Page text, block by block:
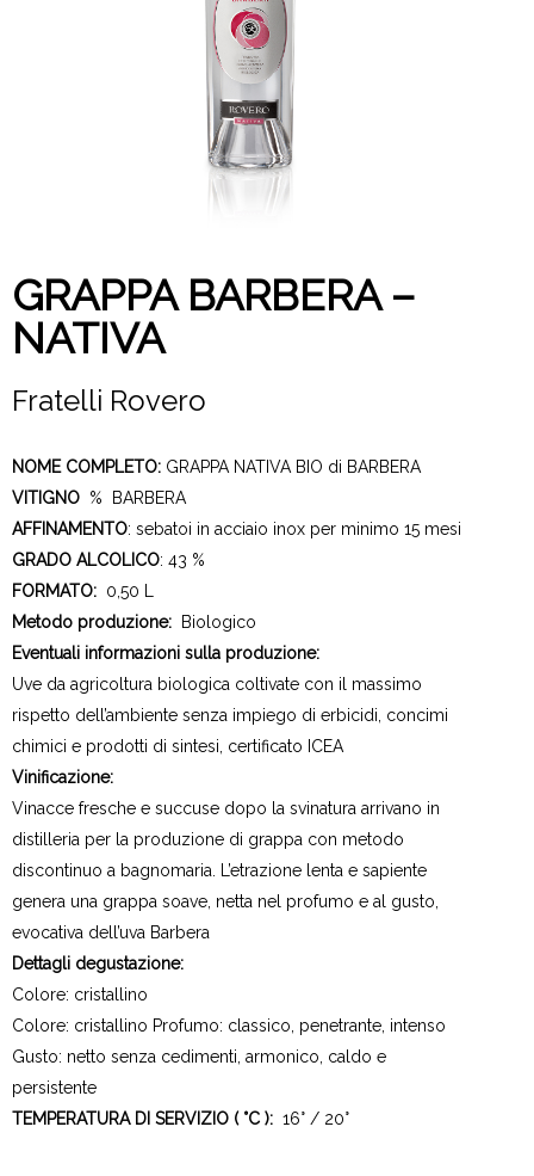
GRAPPA BARBERA –
NATIVA
Fratelli Rovero
NOME COMPLETO: GRAPPA NATIVA BIO di BARBERA
VITIGNO % BARBERA
AFFINAMENTO: sebatoi in acciaio inox per minimo 15 mesi
GRADO ALCOLICO: 43 %
FORMATO: 0,50 L
Metodo produzione:
Biologico
Eventuali informazioni sulla produzione:
Uve da agricoltura biologica coltivate con il massimo
rispetto dell’ambiente senza impiego di erbicidi, concimi
chimici e prodotti di sintesi, certificato ICEA
Vinificazione:
Vinacce fresche e succuse dopo la svinatura arrivano in
distilleria per la produzione di grappa con metodo
discontinuo a bagnomaria. L’etrazione lenta e sapiente
genera una grappa soave, netta nel profumo e al gusto,
evocativa dell’uva Barbera
Dettagli degustazione:
Colore: cristallino
Colore: cristallino Profumo: classico, penetrante, intenso
Gusto: netto senza cedimenti, armonico, caldo e
persistente
TEMPERATURA DI SERVIZIO ( °C ): 16° / 20°